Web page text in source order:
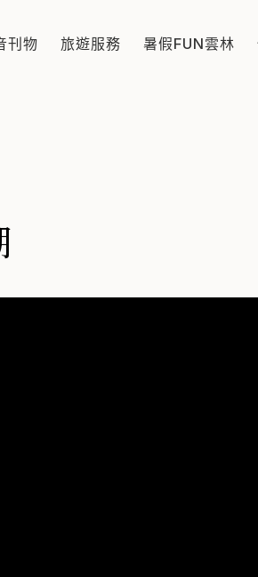
主題「潮光潮」，以「Lights
刊物 旅遊服務 暑假FUN雲林